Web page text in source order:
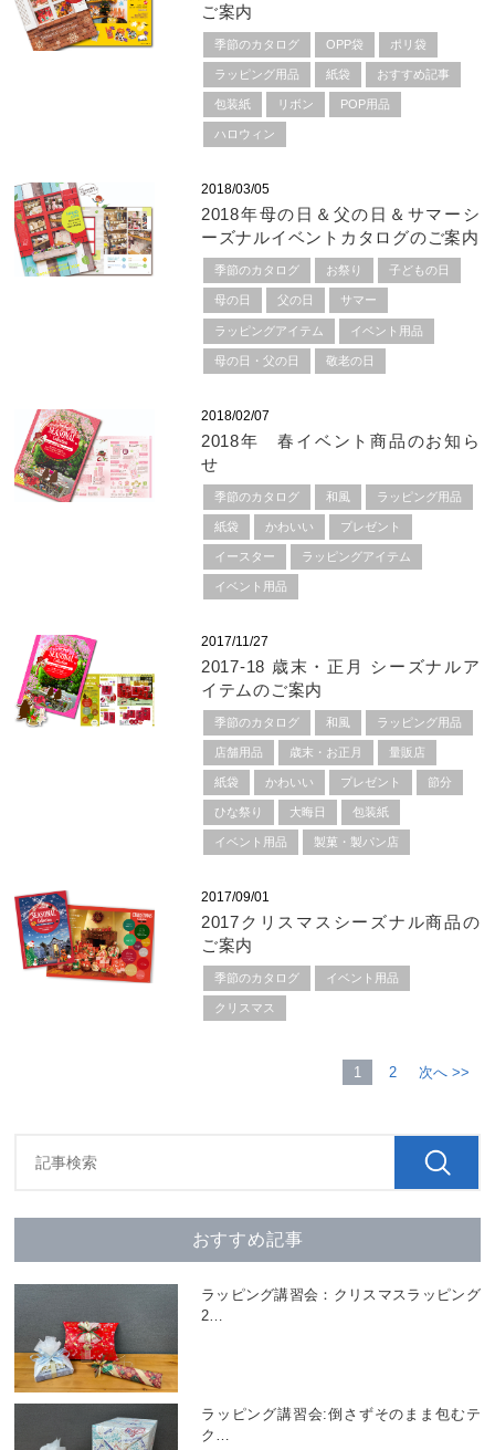
ご案内
季節のカタログ OPP袋 ポリ袋
ラッピング用品 紙袋 おすすめ記事
包装紙 リボン POP用品
ハロウィン
2018/03/05
2018年母の日＆父の日＆サマーシ
ーズナルイベントカタログのご案内
季節のカタログ お祭り 子どもの日
母の日 父の日 サマー
ラッピングアイテム イベント用品
母の日・父の日 敬老の日
2018/02/07
2018年 春イベント商品のお知ら
せ
季節のカタログ 和風 ラッピング用品
紙袋 かわいい プレゼント
イースター ラッピングアイテム
イベント用品
2017/11/27
2017-18 歳末・正月 シーズナルア
イテムのご案内
季節のカタログ 和風 ラッピング用品
店舗用品 歳末・お正月 量販店
紙袋 かわいい プレゼント 節分
ひな祭り 大晦日 包装紙
イベント用品 製菓・製パン店
2017/09/01
2017クリスマスシーズナル商品の
ご案内
季節のカタログ イベント用品
クリスマス
1 2 次へ >>
おすすめ記事
ラッピング講習会：クリスマスラッピング
2…
ラッピング講習会:倒さずそのまま包むテ
ク …